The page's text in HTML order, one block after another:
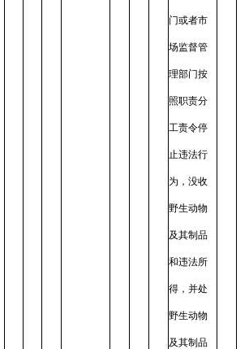
门或者市
场监督管
理部门按
照职责分
工责令停
止违法行
为，没收
野生动物
及其制品
和违法所
得，并处
野生动物
及其制品